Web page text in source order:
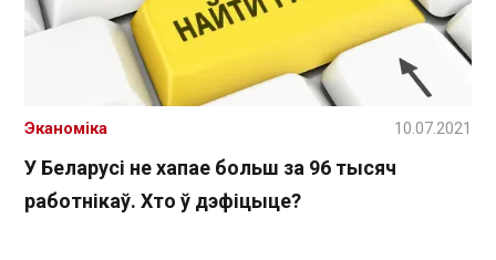
У Беларусі не хапае больш за 96 тысяч
работнікаў. Хто ў дэфіцыце?
Эканоміка 10.07.2021